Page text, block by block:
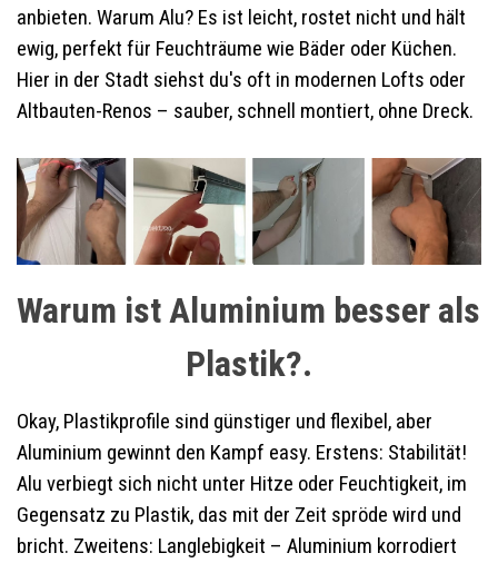
anbieten. Warum Alu? Es ist leicht, rostet nicht und hält
ewig, perfekt für Feuchträume wie Bäder oder Küchen.
Hier in der Stadt siehst du's oft in modernen Lofts oder
Altbauten-Renos – sauber, schnell montiert, ohne Dreck.
Warum ist Aluminium besser als
Plastik?.
Okay, Plastikprofile sind günstiger und flexibel, aber
Aluminium gewinnt den Kampf easy. Erstens: Stabilität!
Alu verbiegt sich nicht unter Hitze oder Feuchtigkeit, im
Gegensatz zu Plastik, das mit der Zeit spröde wird und
bricht. Zweitens: Langlebigkeit – Aluminium korrodiert